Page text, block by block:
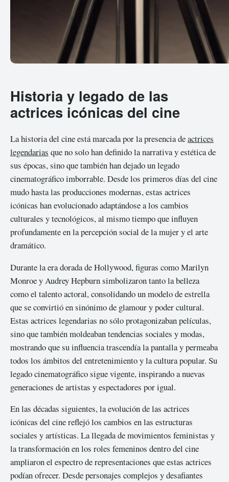
Historia y legado de las
actrices icónicas del cine
La historia del cine está marcada por la presencia deactrices
legendarias que no solo han definido la narrativa y estética de
sus épocas, sino que también han dejado un legado
cinematográfico imborrable. Desde los primeros días del cine
mudo hasta las producciones modernas, estas actrices
icónicas han evolucionado adaptándose a los cambios
culturales y tecnológicos, al mismo tiempo que influyen
profundamente en la percepción social de la mujer y el arte
dramático.
Durante la era dorada de Hollywood, figuras como Marilyn
Monroe y Audrey Hepburn simbolizaron tanto la belleza
como el talento actoral, consolidando un modelo de estrella
que se convirtió en sinónimo de glamour y poder cultural.
Estas actrices legendarias no sólo protagonizaban películas,
sino que también moldeaban tendencias sociales y modas,
mostrando que su influencia trascendía la pantalla y permeaba
todos los ámbitos del entretenimiento y la cultura popular. Su
legado cinematográfico sigue vigente, inspirando a nuevas
generaciones de artistas y espectadores por igual.
En las décadas siguientes, la evolución de las actrices
icónicas del cine reflejó los cambios en las estructuras
sociales y artísticas. La llegada de movimientos feministas y
la transformación en los roles femeninos dentro del cine
ampliaron el espectro de representaciones que estas actrices
podían ofrecer. Desde personajes complejos y desafiantes